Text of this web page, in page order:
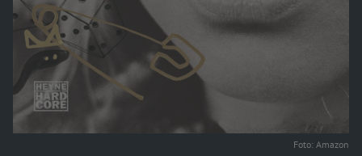
Foto: Amazon